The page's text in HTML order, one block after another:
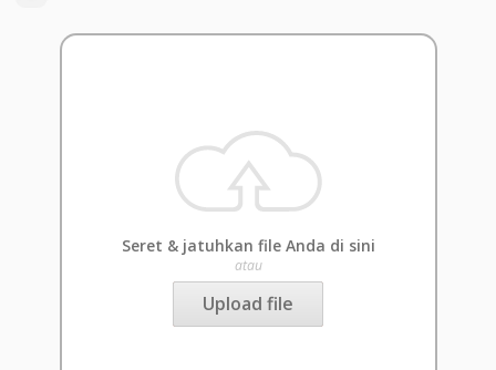
Seret & jatuhkan file Anda di sini
atau
Upload file